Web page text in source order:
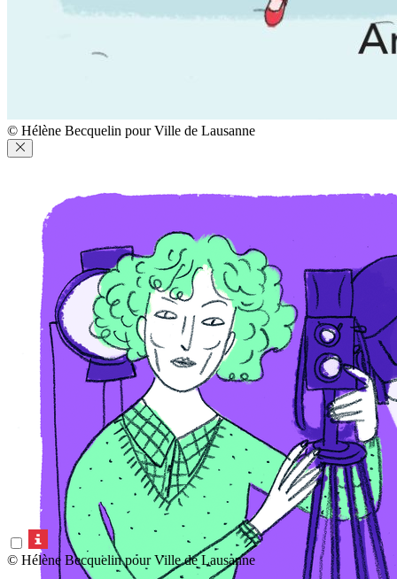
© Hélène Becquelin pour Ville de Lausanne
© Hélène Becquelin pour Ville de Lausanne